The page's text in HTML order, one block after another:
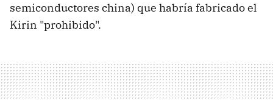
semiconductores china) que habría fabricado el
Kirin "prohibido".